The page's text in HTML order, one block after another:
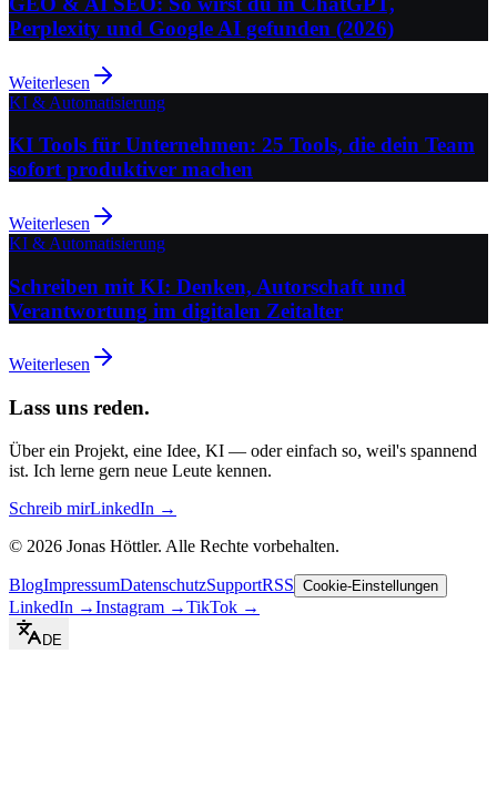
Perplexity und Google AI gefunden (2026)
Weiterlesen
KI & Automatisierung
KI Tools für Unternehmen: 25 Tools, die dein Team
sofort produktiver machen
Weiterlesen
KI & Automatisierung
Schreiben mit KI: Denken, Autorschaft und
Verantwortung im digitalen Zeitalter
Weiterlesen
Lass uns reden.
Über ein Projekt, eine Idee, KI — oder einfach so, weil's spannend
ist. Ich lerne gern neue Leute kennen.
Schreib mirLinkedIn →
© 2026 Jonas Höttler. Alle Rechte vorbehalten.
BlogImpressumDatenschutzSupportRSS Cookie-Einstellungen
LinkedIn →Instagram →TikTok →
DE